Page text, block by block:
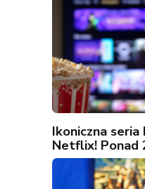
Ikoniczna
Netflix! Ponad